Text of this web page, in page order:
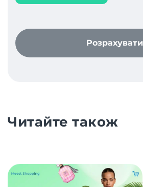
Розрахувати
Читайте також